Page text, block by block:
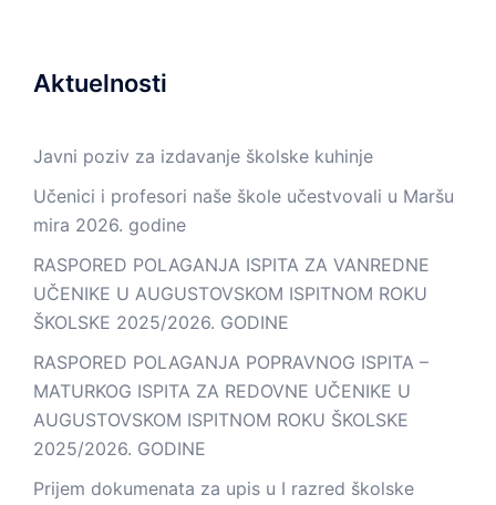
Aktuelnosti
Javni poziv za izdavanje školske kuhinje
Učenici i profesori naše škole učestvovali u Maršu
mira 2026. godine
RASPORED POLAGANJA ISPITA ZA VANREDNE
UČENIKE U AUGUSTOVSKOM ISPITNOM ROKU
ŠKOLSKE 2025/2026. GODINE
RASPORED POLAGANJA POPRAVNOG ISPITA –
MATURKOG ISPITA ZA REDOVNE UČENIKE U
AUGUSTOVSKOM ISPITNOM ROKU ŠKOLSKE
2025/2026. GODINE
Prijem dokumenata za upis u I razred školske